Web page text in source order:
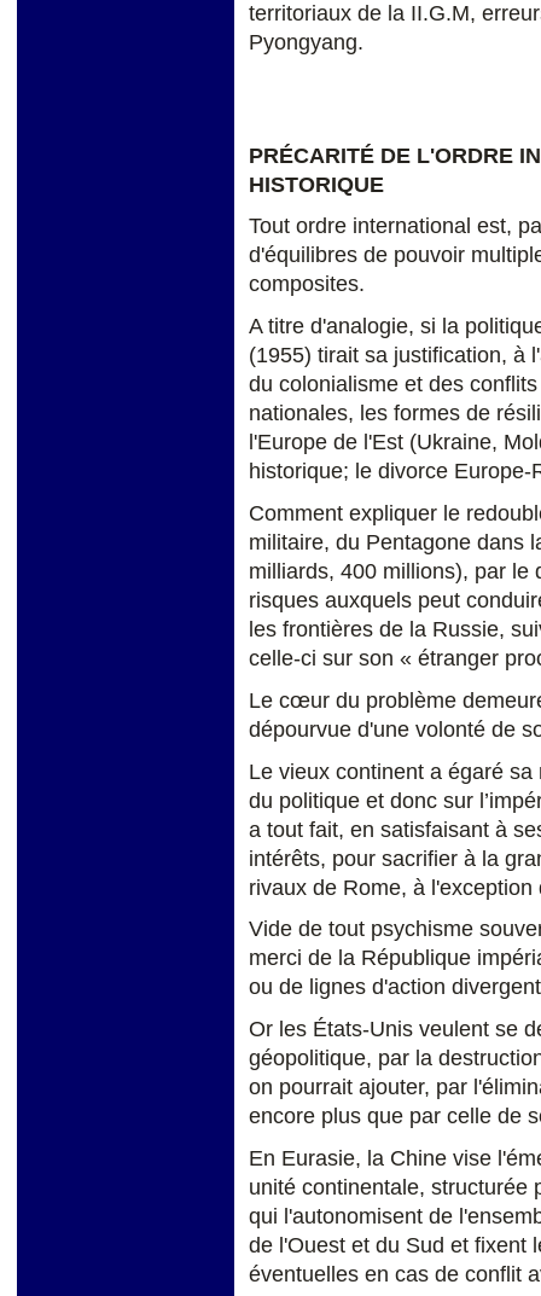
territoriaux de la II.G.M,
Pyongyang.
PRÉCARITÉ DE L'ORDRE
HISTORIQUE
Tout ordre international est,
d'équilibres de pouvoir
composites.
A titre d'analogie, si la
(1955) tirait sa justification, à
du colonialisme et des
nationales, les formes de
l'Europe de l'Est (Ukraine,
historique; le divorce
Comment expliquer le
militaire, du Pentagone dans
milliards, 400 millions), par le
risques auxquels peut
les frontières de la Russie,
celle-ci sur son « étranger
Le cœur du problème
dépourvue d'une volonté de
Le vieux continent a égaré
du politique et donc sur
a tout fait, en satisfaisant à
intérêts, pour sacrifier à la
rivaux de Rome, à
Vide de tout psychisme
merci de la République
ou de lignes d'action
Or les États-Unis veulent se
géopolitique, par la
on pourrait ajouter, par
encore plus que par celle de
En Eurasie, la Chine vise
unité continentale, structurée
qui l'autonomisent de
de l'Ouest et du Sud et fixent
éventuelles en cas de conflit